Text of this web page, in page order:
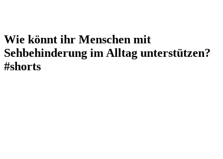
Wie könnt ihr Menschen mit
Sehbehinderung im Alltag unterstützen?
#shorts